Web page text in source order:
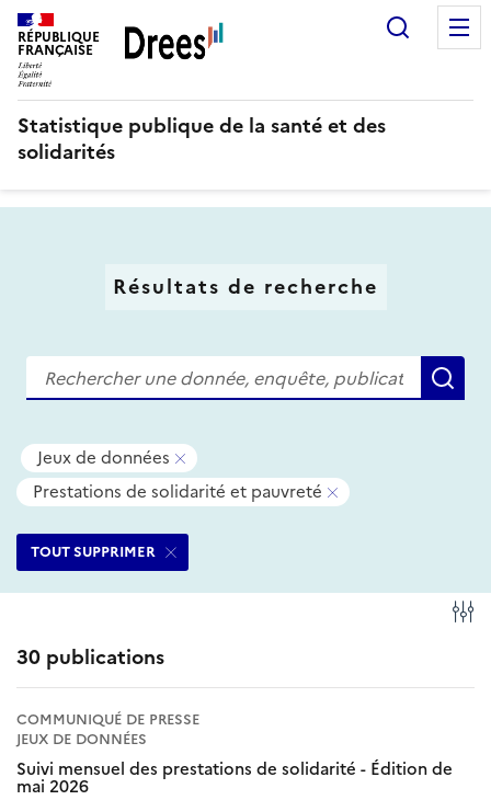
Aller
au
contenu
principal
RÉPUBLIQUE
FRANÇAISE
Statistique publique de la santé et des
solidarités
Résultats de recherche
Recherche
Tous
les
filtres
Jeux de données
Supprimer
ce
Prestations de solidarité et pauvreté
TOUT SUPPRIMER
30 publications
COMMUNIQUÉ DE PRESSE
JEUX DE DONNÉES
Suivi mensuel des prestations de solidarité - Édition de
mai 2026